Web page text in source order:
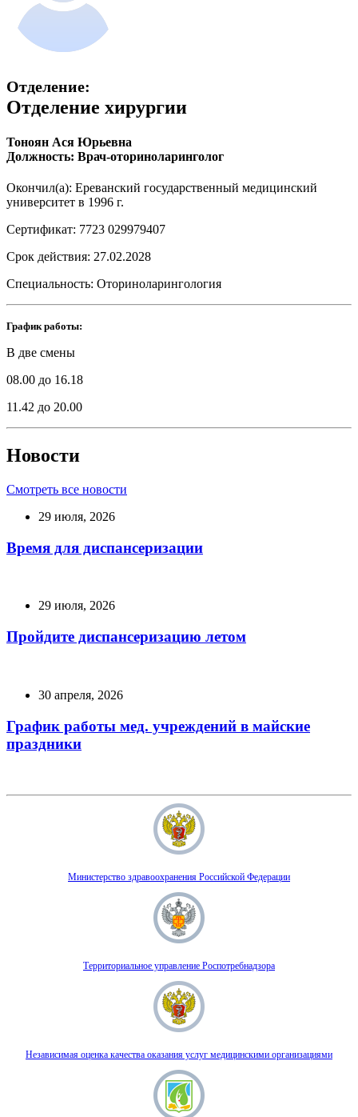
Отделение:
Отделение хирургии
Тоноян Ася Юрьевна
Должность: Врач-оториноларинголог
Окончил(а): Ереванский государственный медицинский
университет в 1996 г.
Сертификат: 7723 029979407
Срок действия: 27.02.2028
Специальность: Оториноларингология
График работы:
В две смены
08.00 до 16.18
11.42 до 20.00
Новости
Смотреть все новости
29 июля, 2026
Время для диспансеризации
29 июля, 2026
Пройдите диспансеризацию летом
30 апреля, 2026
График работы мед. учреждений в майские
праздники
Министерство здравоохранения Российской Федерации
Территориальное управление Роспотребнадзора
Независимая оценка качества оказания услуг медицинскими организациями